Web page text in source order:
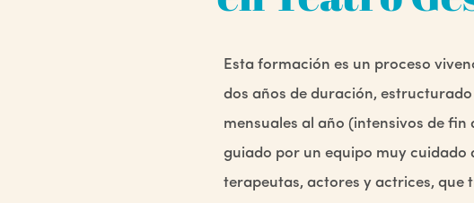
Esta formación es un proceso
dos años de duración, estructurado
mensuales al año (intensivos de fin
guiado por un equipo muy cuidado
terapeutas, actores y actrices, que